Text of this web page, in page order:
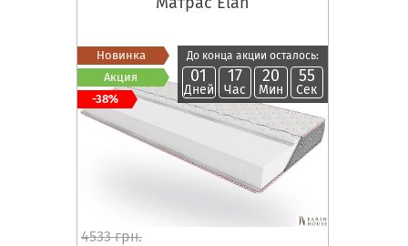
До конца акции осталось:
01
Дней
17
Час
20
Мин
54
Сек
4533 грн.
Новинка
Акция
-38%